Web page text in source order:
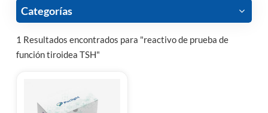
Categorías
1 Resultados encontrados para "reactivo de prueba de
función tiroidea TSH"